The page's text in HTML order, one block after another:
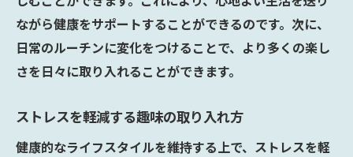
ながら健康をサポートすることができるのです。次に、
日常のルーチンに変化をつけることで、より多くの楽し
さを日々に取り入れることができます。
ストレスを軽減する趣味の取り入れ方
健康的なライフスタイルを維持する上で、ストレスを軽